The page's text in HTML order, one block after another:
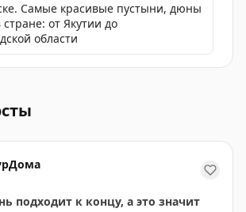
Самые красивые пустыни, дюны
от Якутии до
области
подходит к концу, а это значит